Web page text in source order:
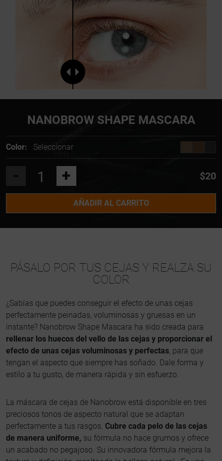
NANOBROW SHAPE MASCARA
Color: Seleccionar
+ $20
AÑADIR AL CARRITO
PÁSALO POR TUS CEJAS Y REALZA SU
COLOR
¿Sabías que puedes conseguir el efecto de unas cejas
perfectamente peinadas, voluminosas y gruesas en un
instante? Nanobrow Shape Mascara ha sido creada para
rellenar los huecos del vello de las cejas y proporcionar el
efecto de unas cejas voluminosas y perfectas, para que
tengan el aspecto que siempre has soñado. Dale forma y
estilo a tu gusto, de manera rápida y sin esfuerzo.
La máscara de cejas de Nanobrow está disponible en tres
preciosos tonos de aspecto natural que se adaptan
perfectamente a tus rasgos. Cubre cada pelo de las cejas
de manera uniforme, su fórmula no hace grumos y ofrece
un acabado no pegajoso. Su innovadora fórmula mejora la